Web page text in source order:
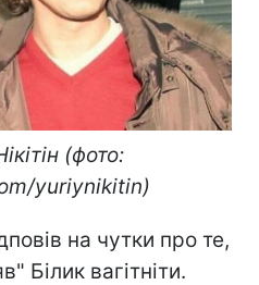
(фото:
yuriynikitin)
на чутки про те,
Білик вагітніти.